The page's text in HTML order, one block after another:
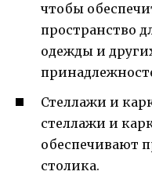
чтобы
пространство
одежды и
Стеллажи и
стеллажи и
обеспечивают
столика.